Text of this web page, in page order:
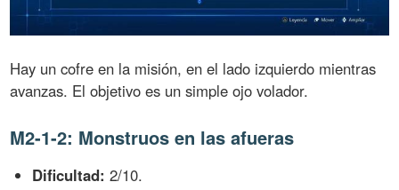
Hay un cofre en la misión, en el lado izquierdo mientras
avanzas. El objetivo es un simple ojo volador.
M2-1-2: Monstruos en las afueras
Dificultad: 2/10.